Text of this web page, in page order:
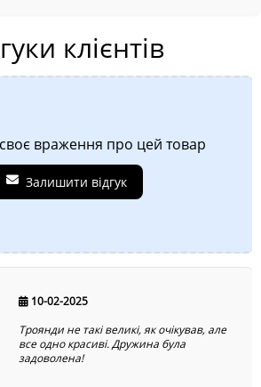
клієнтів
враження про цей товар
Залишити відгук
10-02-2025
Троянди не такі великі, як очікував, але
все одно красиві. Дружина була
задоволена!